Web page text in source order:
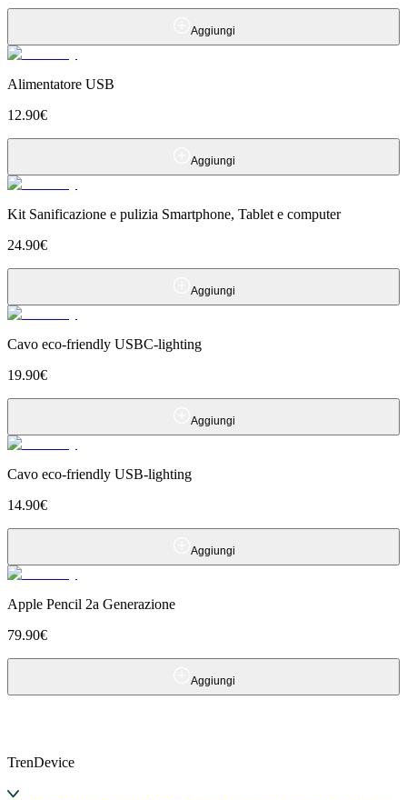
Aggiungi
Alimentatore USB
12.90€
Aggiungi
Kit Sanificazione e pulizia Smartphone, Tablet e computer
24.90€
Aggiungi
Cavo eco-friendly USBC-lighting
19.90€
Aggiungi
Cavo eco-friendly USB-lighting
14.90€
Aggiungi
Apple Pencil 2a Generazione
79.90€
Aggiungi
TrenDevice